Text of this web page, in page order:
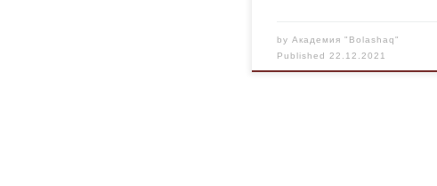
byАкадемия "Bolashaq"
Published22.12.2021